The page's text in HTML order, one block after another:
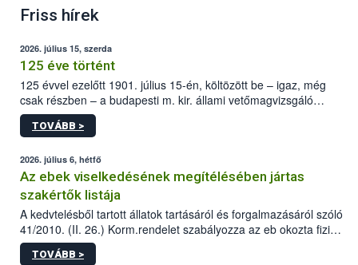
Friss hírek
2026. július 15, szerda
125 éve történt
125 évvel ezelőtt 1901. július 15-én, költözött be – igaz, még
csak részben – a budapesti m. kir. állami vetőmagvizsgáló
állomás a Kis Rókus utca 15. szám alatti, Czigler Győző által
tervezett új épületébe.
TOVÁBB >
2026. július 6, hétfő
Az ebek viselkedésének megítélésében jártas
szakértők listája
A kedvtelésből tartott állatok tartásáról és forgalmazásáról szóló
41/2010. (II. 26.) Korm.rendelet szabályozza az eb okozta fizikai
sérülés, illetve ennek veszélye keletkezésekor felmerülő
hatósági feladatokat, valamint a veszélyes eb tartását és annak
TOVÁBB >